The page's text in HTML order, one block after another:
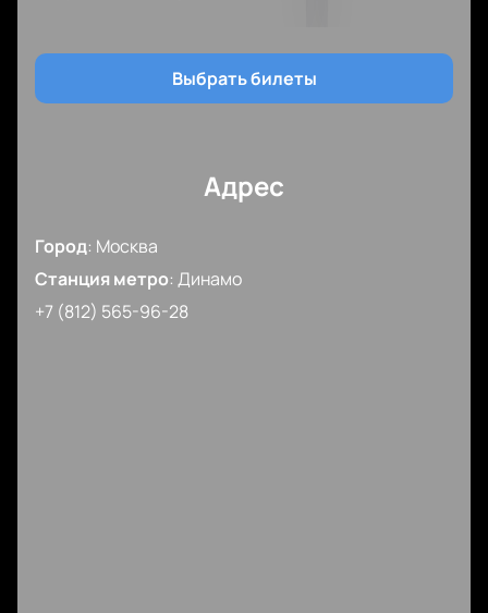
Выбрать билеты
Адрес
Город: Москва
Станция метро: Динамо
+7 (812) 565-96-28